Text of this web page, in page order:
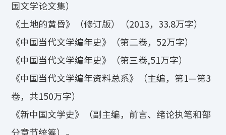
国文学论文集）
《土地的黄昏》（修订版）（2013，33.8万字）
《中国当代文学编年史》（第二卷，52万字）
《中国当代文学编年史》（第三卷,51万字）
《中国当代文学编年资料总系》（主编，第1—第3
卷，共150万字）
《新中国文学史》（副主编，前言、绪论执笔和部
分章节统筹）。